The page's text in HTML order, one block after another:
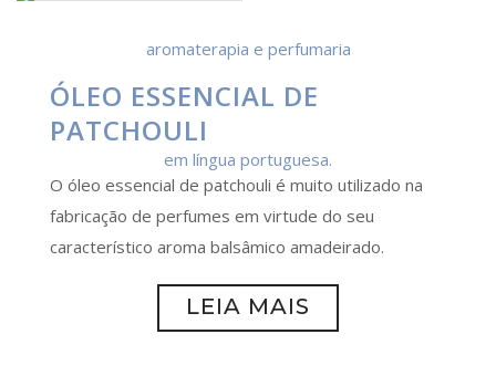
ÓLEO ESSENCIAL DE
PATCHOULI
O óleo essencial de patchouli é muito utilizado na
fabricação de perfumes em virtude do seu
característico aroma balsâmico amadeirado.
LEIA MAIS